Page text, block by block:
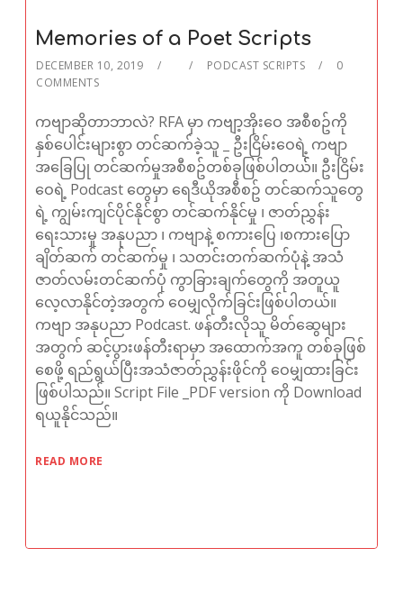
Memories of a Poet Scripts
DECEMBER 10, 2019 PODCAST SCRIPTS
0
COMMENTS
ကဗျာဆိုတာဘာလဲ? RFA မှာ ကဗျာ့အိုးဝေ အစီစဥ်ကို
နှစ်ပေါင်းများစွာ တင်ဆက်ခဲ့သူ _ ဦးငြိမ်းဝေရဲ့ ကဗျာ
အခြေပြု တင်ဆက်မှုအစီစဥ်တစ်ခုဖြစ်ပါတယ််။ ဦးငြိမ်း
ဝေရဲ့ Podcast တွေမှာ ရေဒီယိုအစီစဥ် တင်ဆက်သူတွေ
ရဲ့ ကျွမ်းကျင်ပိုင်နိုင်စွာ တင်ဆက်နိုင်မှု ၊ ဇာတ်ညွှန်း
ရေးသားမှု အနုပညာ ၊ ကဗျာနဲ့ စကားပြေ ၊​စကားပြော
ချိတ်ဆက် တင်ဆက်မှု ၊ သတင်းတက်ဆက်ပုံနဲ့ အသံ
ဇာတ်လမ်းတင်ဆက်ပုံ ကွာခြားချက်တွေကို အတူယူ
လေ့လာနိုင်တဲ့အတွက် ဝေမျှလိုက်ခြင်းဖြစ်ပါတယ်။
ကဗျာ အနုပညာ Podcast. ဖန်တီးလိုသူ မိတ်ဆွေများ
အတွက် ဆင့်ပွားဖန်တီးရာမှာ အထောက်အကူ တစ်ခုဖြစ်
စေဖို့ ရည်ရွယ်ပြီးအသံဇာတ်ညွှန်းဖိုင်ကို ဝေမျှထားခြင်း
ဖြစ်ပါသည်။ Script File _PDF version ကို Download
ရယူနိုင်သည်။​
READ MORE